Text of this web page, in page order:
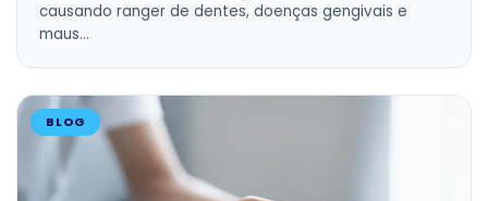
causando ranger de dentes, doenças gengivais e
maus…
BLOG